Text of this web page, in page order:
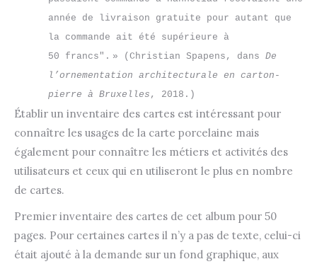
année de livraison gratuite pour autant que
la commande ait été supérieure à
50 francs". » (Christian Spapens, dans De
l’ornementation architecturale en carton-
pierre à Bruxelles , 2018.)
Établir un inventaire des cartes est intéressant pour
connaître les usages de la carte porcelaine mais
également pour connaître les métiers et activités des
utilisateurs et ceux qui en utiliseront le plus en nombre
de cartes.
Premier inventaire des cartes de cet album pour 50
pages. Pour certaines cartes il n’y a pas de texte, celui-ci
était ajouté à la demande sur un fond graphique, aux